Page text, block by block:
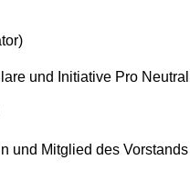
und Initiative Pro
und Mitglied des